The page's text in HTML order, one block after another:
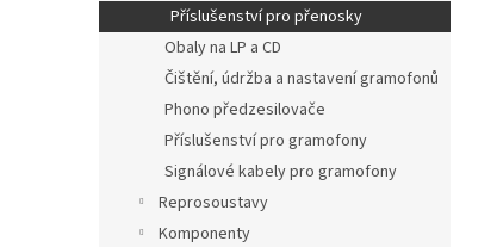
Příslušenství pro přenosky
Obaly na LP a CD
Čištění, údržba a nastavení gramofonů
Phono předzesilovače
Příslušenství pro gramofony
Signálové kabely pro gramofony
Reprosoustavy
Komponenty